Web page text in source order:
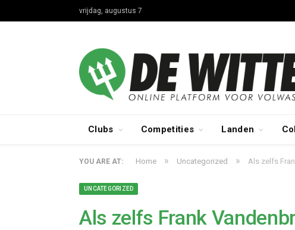
vrijdag, augustus 7
Clubs Competities Landen
YOU ARE AT: Home » Uncategorized » Als zelfs
UNCATEGORIZED
Als zelfs Frank